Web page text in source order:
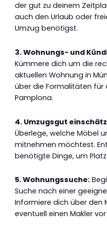
der gut zu deinem
auch den Urlaub oder
Umzug benötigst.
3. Wohnungs- und
Kümmere dich um die
aktuellen Wohnung in
über die Formalitäten für
Pamplona.
4. Umzugsgut
Überlege, welche Möbel
mitnehmen möchtest.
benötigte Dinge, um
5. Wohnungssuche:
Suche nach einer
Informiere dich über den
eventuell einen Makler